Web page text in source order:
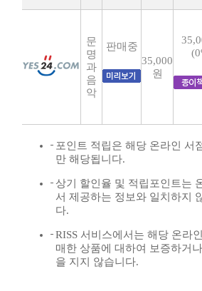
문
명
과
음
악
판매중
35,000
원
포인트 적립은 해당 온라인 서
만 해당됩니다.
상기 할인율 및 적립포인트는
서 제공하는 정보와 일치하지
다.
RISS 서비스에서는 해당 온라
매한 상품에 대하여 보증하거
을 지지 않습니다.